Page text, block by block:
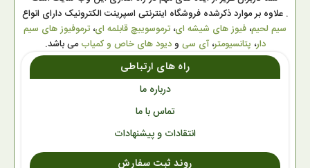
. علاوه بر موارد ذکرشده فروشگاه اینترنتی اسپرینت الکترونیک دارای انواع
سیم لحیم، فیوز های شیشه ای، ترموسوییچ قابلمه ای، ترموفیوز های سیم
دار، پتانسیومتر،آی سی ودیود های خاص و کمیابمی باشد.
راه های ارتباطی
درباره ما
تماس با ما
انتقادات و پیشنهادات
روند ثبت سفارش